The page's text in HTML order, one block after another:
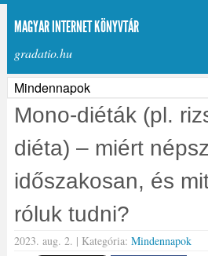
MAGYAR INTERNET KÖNYVTÁR
gradatio.hu
Mono-diéták (pl.
diéta) – miért
időszakosan, és
róluk tudni?
2023. aug. 2. | Kategória: Mindennapok